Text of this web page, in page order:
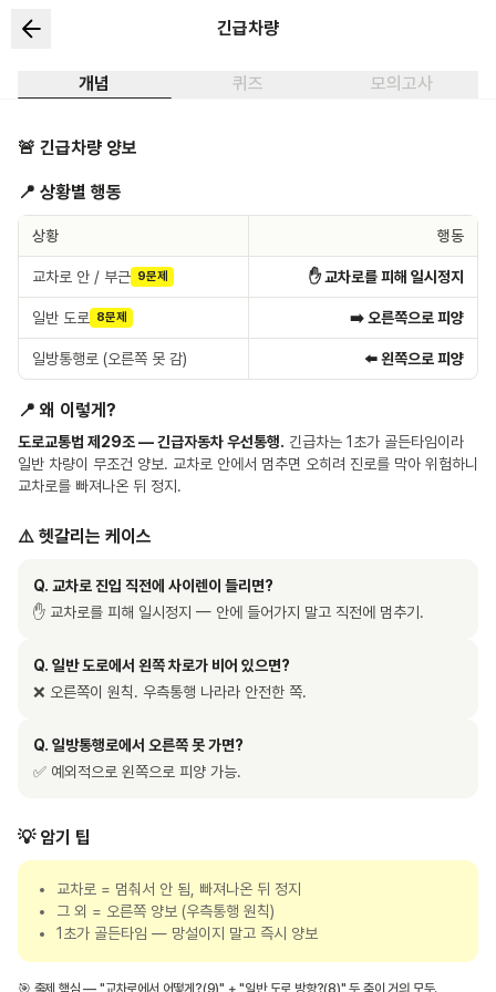
긴급차량
개념 퀴즈 모의고사
🚨 긴급차량 양보
📍 상황별 행동
상황 행동
교차로 안 / 부근 9문제 ✋ 교차로를 피해 일시정지
일반 도로 8문제 ➡️ 오른쪽으로 피양
일방통행로 (오른쪽 못 감) ⬅️ 왼쪽으로 피양
📍 왜 이렇게?
도로교통법 제29조 — 긴급자동차 우선통행. 긴급차는 1초가 골든타임이라
일반 차량이 무조건 양보. 교차로 안에서 멈추면 오히려 진로를 막아 위험하니
교차로를 빠져나온 뒤 정지.
⚠️ 헷갈리는 케이스
Q. 교차로 진입 직전에 사이렌이 들리면?
✋ 교차로를 피해 일시정지 — 안에 들어가지 말고 직전에 멈추기.
Q. 일반 도로에서 왼쪽 차로가 비어 있으면?
❌ 오른쪽이 원칙. 우측통행 나라라 안전한 쪽.
Q. 일방통행로에서 오른쪽 못 가면?
✅ 예외적으로 왼쪽으로 피양 가능.
💡 암기 팁
교차로 = 멈춰서 안 됨, 빠져나온 뒤 정지
그 외 = 오른쪽 양보 (우측통행 원칙)
1초가 골든타임 — 망설이지 말고 즉시 양보
🎯 출제 핵심 — "교차로에서 어떻게?(9)" + "일반 도로 방향?(8)" 두 축이 거의 모두.